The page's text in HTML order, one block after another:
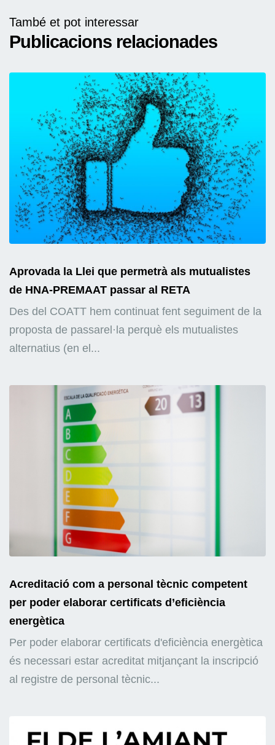
També et pot interessar
Publicacions relacionades
Aprovada la Llei que permetrà als mutualistes
de HNA-PREMAAT passar al RETA
Des del COATT hem continuat fent seguiment de la
proposta de passarel·la perquè els mutualistes
alternatius (en el...
Acreditació com a personal tècnic competent
per poder elaborar certificats d’eficiència
energètica
Per poder elaborar certificats d'eficiència energètica
és necessari estar acreditat mitjançant la inscripció
al registre de personal tècnic...